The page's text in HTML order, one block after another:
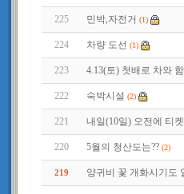
225 민박,자전거 (1)
224 차량 도선 (1)
223 4.13(토) 첫배로 차와
222 숙박시설 (2)
221 내일(10일) 오전에 티
220 5월의 청산도는?? (2)
219 양귀비 꽃 개화시기도